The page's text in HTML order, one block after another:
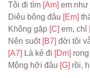
Tôi đi tìm [Am] em như
Diêu bông đâu [Em]
Không gặp [C] em, chỉ
Nên suốt [B7] đời tôi
[A7] Là kẻ đi [Dm]
Mộng hỡi đâu [G] rồi,